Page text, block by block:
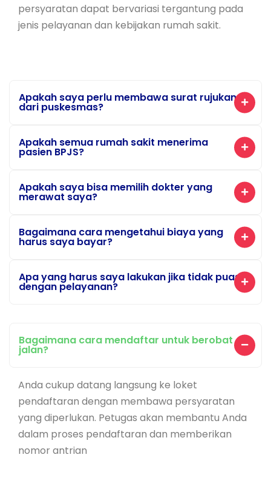
persyaratan dapat bervariasi tergantung pada
jenis pelayanan dan kebijakan rumah sakit.
Apakah saya perlu membawa surat rujukan
dari puskesmas?
Apakah semua rumah sakit menerima
pasien BPJS?
Apakah saya bisa memilih dokter yang
merawat saya?
Bagaimana cara mengetahui biaya yang
harus saya bayar?
Apa yang harus saya lakukan jika tidak puas
dengan pelayanan?
Bagaimana cara mendaftar untuk berobat
jalan?
Anda cukup datang langsung ke loket
pendaftaran dengan membawa persyaratan
yang diperlukan. Petugas akan membantu Anda
dalam proses pendaftaran dan memberikan
nomor antrian